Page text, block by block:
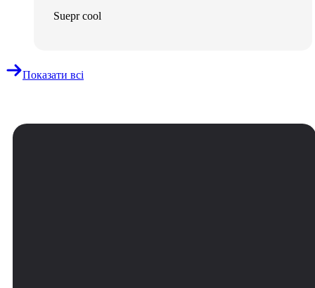
Suepr cool
Показати всі